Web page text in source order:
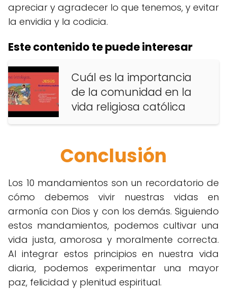
apreciar y agradecer lo que tenemos, y evitar
la envidia y la codicia.
Este contenido te puede interesar
Cuál es la importancia
de la comunidad en la
vida religiosa católica
Conclusión
Los 10 mandamientos son un recordatorio de
cómo debemos vivir nuestras vidas en
armonía con Dios y con los demás. Siguiendo
estos mandamientos, podemos cultivar una
vida justa, amorosa y moralmente correcta.
Al integrar estos principios en nuestra vida
diaria, podemos experimentar una mayor
paz, felicidad y plenitud espiritual.